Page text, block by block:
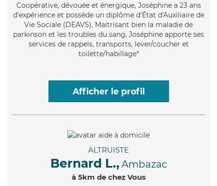
Coopérative, dévouée et énergique, Joséphine a 23 ans
d'expérience et possède un diplôme d'État d'Auxiliaire de
Vie Sociale (DEAVS). Maitrisant bien la maladie de
parkinson et les troubles du sang, Joséphine apporte ses
services de rappels, transports, lever/coucher et
toilette/habillage*
Afficher le profil
ALTRUISTE
Bernard L., Ambazac
à 5km de chez Vous